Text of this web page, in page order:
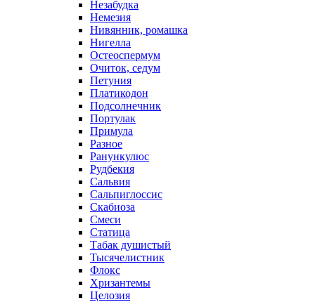
Незабудка
Немезия
Нивянник, ромашка
Нигелла
Остеоспермум
Очиток, седум
Петуния
Платикодон
Подсолнечник
Портулак
Примула
Разное
Ранункулюс
Рудбекия
Сальвия
Сальпиглоссис
Скабиоза
Смеси
Статица
Табак душистый
Тысячелистник
Флокс
Хризантемы
Целозия